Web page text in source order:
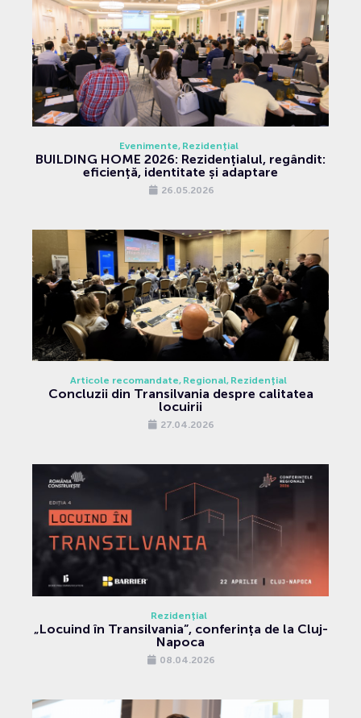
Evenimente Rezidențial
BUILDING HOME 2026: Rezidențialul, regândit:
eficiență, identitate și adaptare
26.05.2026
Articole recomandate Regional Rezidențial
Concluzii din Transilvania despre calitatea
locuirii
27.04.2026
Rezidențial
„Locuind în Transilvania”, conferința de la Cluj-
Napoca
08.04.2026